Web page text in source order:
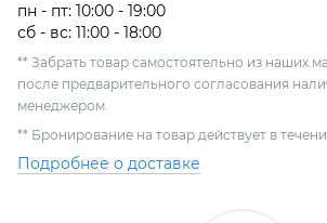
пн - пт: 10:00 - 19:00
сб - вс: 11:00 - 18:00
** Забрать товар самостоятельно из наших
после предварительного согласования
менеджером.
** Бронирование на товар действует в
Подробнее о доставке